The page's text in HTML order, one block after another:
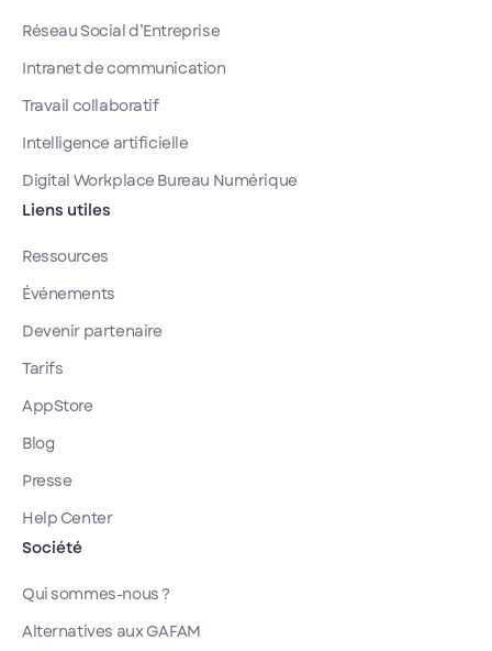
Réseau Social d’Entreprise
Intranet de communication
Travail collaboratif
Intelligence artificielle
Digital Workplace Bureau Numérique
Liens utiles
Ressources
Événements
Devenir partenaire
Tarifs
AppStore
Blog
Presse
Help Center
Société
Qui sommes-nous ?
Alternatives aux GAFAM